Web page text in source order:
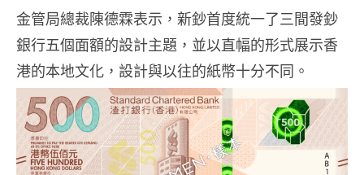
金管局總裁陳德霖表示，新鈔首度統一了三間發鈔
銀行五個面額的設計主題，並以直幅的形式展示香
港的本地文化，設計與以往的紙幣十分不同。